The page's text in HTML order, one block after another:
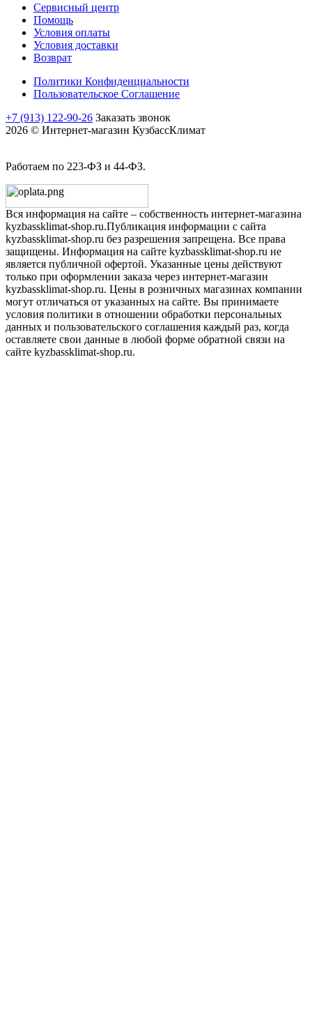
Сервисный центр
Помощь
Условия оплаты
Условия доставки
Возврат
Политики Конфиденциальности
Пользовательское Соглашение
+7 (913) 122-90-26 Заказать звонок
2026 © Интернет-магазин КузбассКлимат
Работаем по 223-ФЗ и 44-ФЗ.
Вся информация на сайте – собственность интернет-магазина
kyzbassklimat-shop.ru.Публикация информации с сайта
kyzbassklimat-shop.ru без разрешения запрещена. Все права
защищены. Информация на сайте kyzbassklimat-shop.ru не
является публичной офертой. Указанные цены действуют
только при оформлении заказа через интернет-магазин
kyzbassklimat-shop.ru. Цены в розничных магазинах компании
могут отличаться от указанных на сайте. Вы принимаете
условия политики в отношении обработки персональных
данных и пользовательского соглашения каждый раз, когда
оставляете свои данные в любой форме обратной связи на
сайте kyzbassklimat-shop.ru.